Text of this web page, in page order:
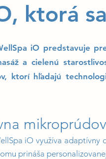
ktorá
iO predstavuje
a cielenú
ktorí hľadajú
iO využíva adaptívny
prináša